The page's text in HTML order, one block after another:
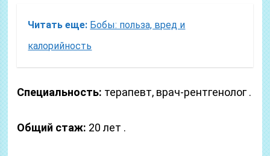
Читать еще: Бобы: польза, вред и
калорийность
Специальность: терапевт, врач-рентгенолог .
Общий стаж: 20 лет .